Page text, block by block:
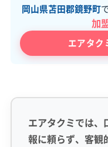
岡山県苫田郡鏡野町
加
エアタク
エアタクミでは、
報に頼らず、客観